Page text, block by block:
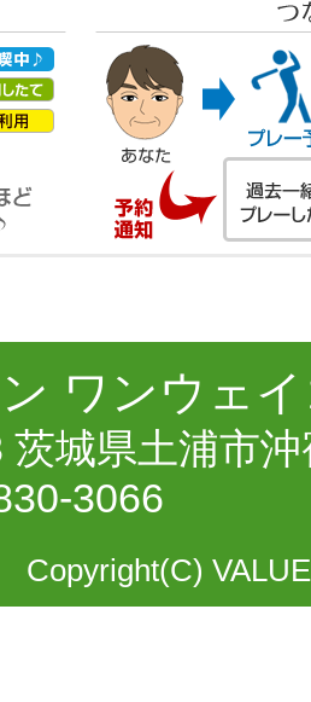
ワンウェ
茨城県土浦
3066
Copyright(C)